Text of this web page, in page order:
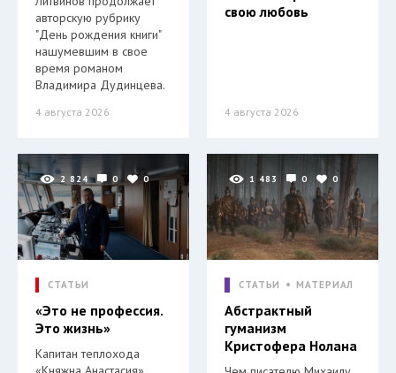
авторскую рубрику
"День рождения книги"
нашумевшим в свое
время романом
Владимира Дудинцева.
4 августа 2026
свою любовь
4 августа 2026
2 824 0 0
СТАТЬИ
«Это не профессия.
Это жизнь»
Капитан теплохода
1 483 0 0
СТАТЬИ МАТЕРИАЛ
Абстрактный
гуманизм
Кристофера Нолана